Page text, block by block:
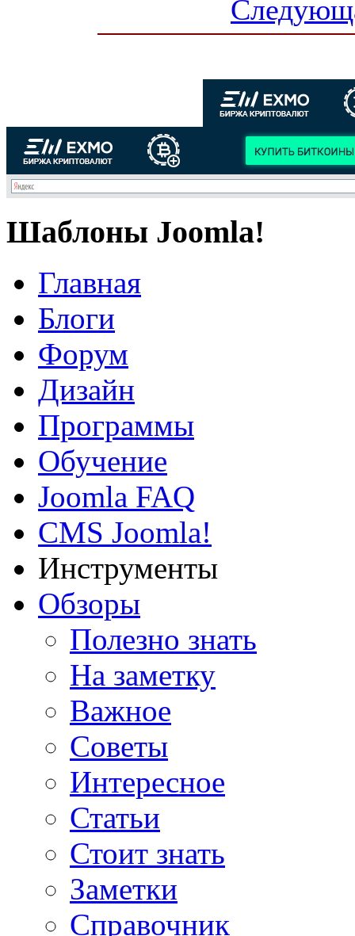
Шаблоны Joomla!
Главная
Блоги
Форум
Дизайн
Программы
Обучение
Joomla FAQ
CMS Joomla!
Инструменты
Обзоры
Полезно знать
На заметку
Важное
Советы
Интересное
Статьи
Стоит знать
Заметки
Справочник